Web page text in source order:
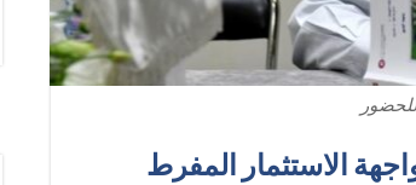
الاستثمار المفرط